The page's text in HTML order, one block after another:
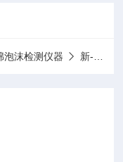
泡沫检测仪器 新-泡沫分析仪